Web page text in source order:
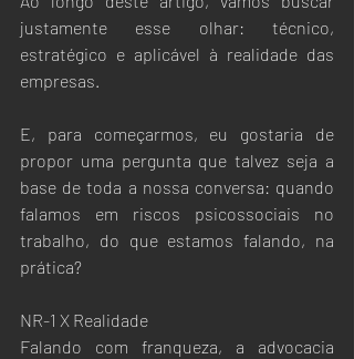
justamente esse olhar: técnico,
estratégico e aplicável à realidade das
empresas.
E, para começarmos, eu gostaria de
propor uma pergunta que talvez seja a
base de toda a nossa conversa: quando
falamos em riscos psicossociais no
trabalho, do que estamos falando, na
prática?
NR-1 X Realidade
Falando com franqueza, a advocacia